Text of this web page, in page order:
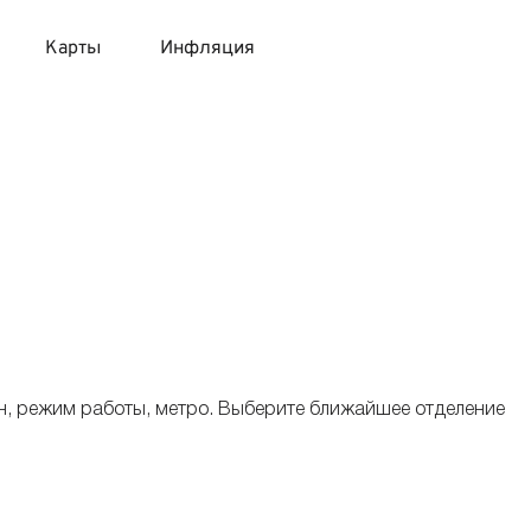
Карты Инфляция
режим работы, метро. Выберите ближайшее отделение